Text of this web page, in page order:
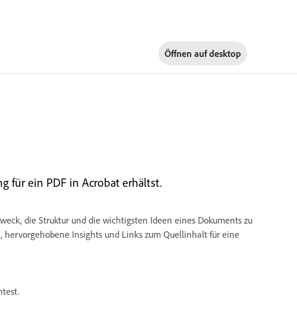
Öffnen aufdesktop
für ein PDF in Acrobat erhältst.
die Struktur und die wichtigsten Ideen eines Dokuments zu
hervorgehobene Insights und Links zum Quellinhalt für eine